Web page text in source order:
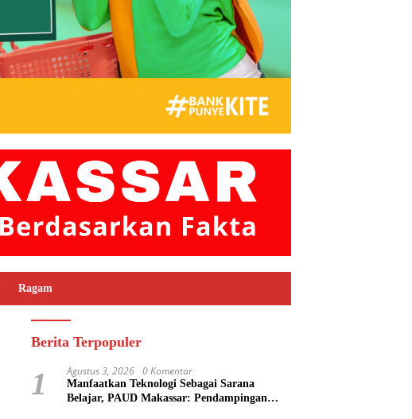
Ragam
Berita Terpopuler
1 Agustus 3, 2026 0 Komentar
Manfaatkan Teknologi Sebagai Sarana
Belajar, PAUD Makassar: Pendampingan